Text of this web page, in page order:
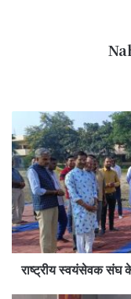
राष्ट्रीय स्वयंसेवक संघ